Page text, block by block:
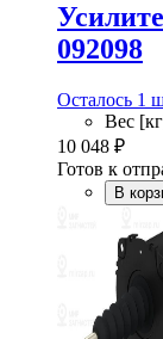
092098
Осталось 1
Вес
10 048 ₽
Готов к
В